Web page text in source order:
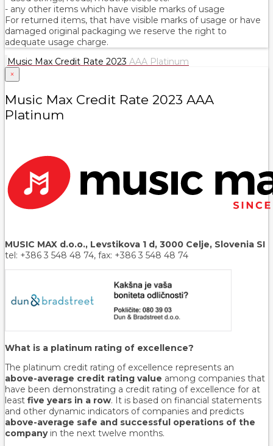
- any other items which have visible marks of usage
For returned items, that have visible marks of usage or have
damaged original packaging we reserve the right to
adequate usage charge.
Music Max Credit Rate 2023 AAA Platinum
×
Music Max Credit Rate 2023 AAA
Platinum
MUSIC MAX d.o.o., Levstikova 1 d, 3000 Celje, Slovenia SI
tel: +386 3 548 48 74, fax: +386 3 548 48 74
What is a platinum rating of excellence?
The platinum credit rating of excellence represents an
above-average credit rating value among companies that
have been demonstrating a credit rating of excellence for at
least five years in a row. It is based on financial statements
and other dynamic indicators of companies and predicts
above-average safe and successful operations of the
companyin the next twelve months.